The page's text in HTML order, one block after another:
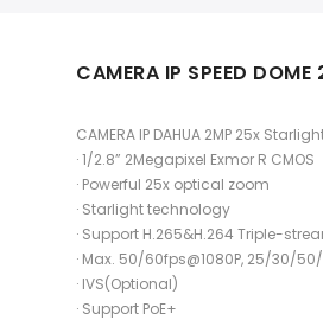
CAMERA IP SPEED
CAMERA IP DAHUA 2MP 25x
· 1/2.8” 2Megapixel Exmor R CMOS
· Powerful 25x optical zoom
· Starlight technology
· Support H.265&H.264 Triple-
· Max. 50/60fps@1080P, 25/30/
· IVS(Optional)
· Support PoE+